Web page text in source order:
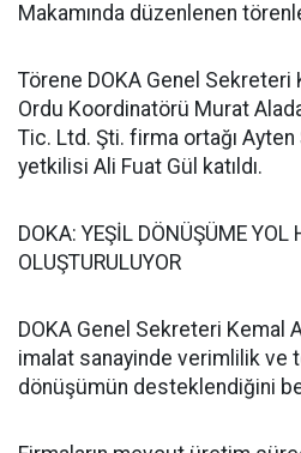
Makamında düzenlenen
Törene DOKA Genel Sekreteri
Ordu Koordinatörü Murat
Tic. Ltd. Şti. firma ortağı
yetkilisi Ali Fuat Gül katıldı.
DOKA: YEŞİL DÖNÜŞÜME YOL
OLUŞTURULUYOR
DOKA Genel Sekreteri Kemal
imalat sanayinde verimlilik ve
dönüşümün desteklendiğini